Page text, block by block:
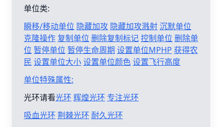
单位类:
瞬移/移动单位 隐藏加攻 隐藏加攻溅射沉默单位
克隆操作 复制单位 删除复制标记控制单位 删除单
位 暂停单位 暂停生命周期 设置单位MPHP 获得农
民 设置单位大小设置单位颜色设置飞行高度
单位特殊属性:
光环请看光环 辉煌光环 专注光环
吸血光环 荆棘光环 耐久光环